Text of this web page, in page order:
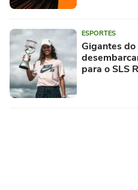
ESPORTES
Gigantes
para o SLS